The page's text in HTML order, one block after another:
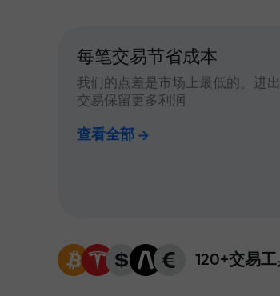
每笔交易节省成本
我们的点差是市场上最低的。进
交易保留更多利润
查看全部
120+交易工